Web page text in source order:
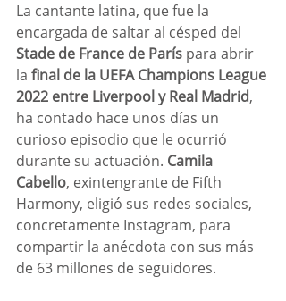
La cantante latina, que fue la
encargada de saltar al césped del
Stade de France de París para abrir
la final de la UEFA Champions League
2022 entre Liverpool y Real Madrid,
ha contado hace unos días un
curioso episodio que le ocurrió
durante su actuación. Camila
Cabello, exintengrante de Fifth
Harmony, eligió sus redes sociales,
concretamente Instagram, para
compartir la anécdota con sus más
de 63 millones de seguidores.